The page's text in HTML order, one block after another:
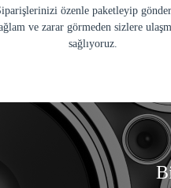
özenle paketleyip
ve zarar görmeden sizlere
sağlıyoruz.